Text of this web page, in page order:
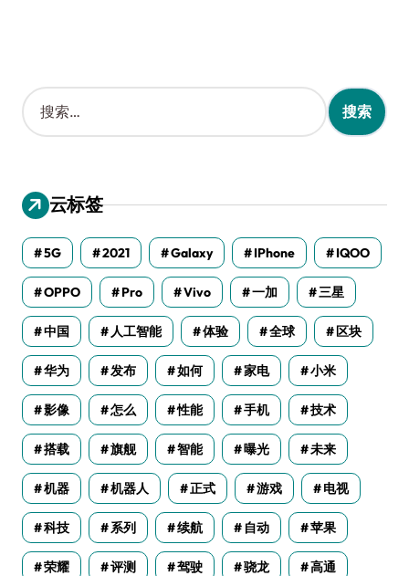
搜
索
：
云标签
5G 2021 Galaxy IPhone IQOO
OPPO Pro Vivo 一加 三星
中国 人工智能 体验 全球 区块
华为 发布 如何 家电 小米
影像 怎么 性能 手机 技术
搭载 旗舰 智能 曝光 未来
机器 机器人 正式 游戏 电视
科技 系列 续航 自动 苹果
荣耀 评测 驾驶 骁龙 高通